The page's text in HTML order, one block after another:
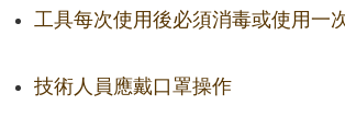
工具每次使用後必須消毒或使用一
技術人員應戴口罩操作